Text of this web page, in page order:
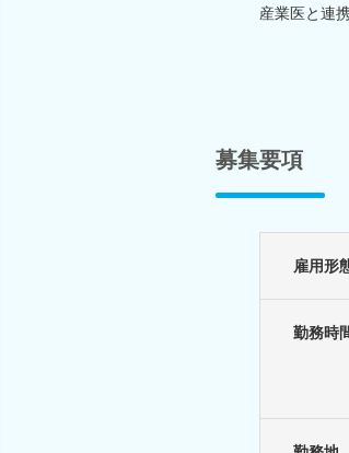
産業医と連
募集要項
雇用形
勤務時